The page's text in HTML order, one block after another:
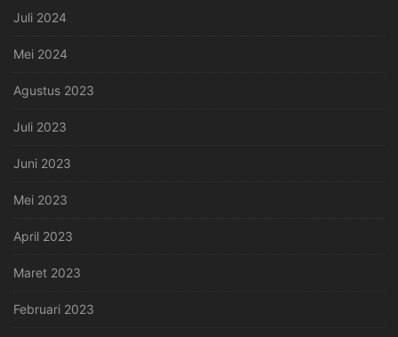
Juli 2024
Mei 2024
Agustus 2023
Juli 2023
Juni 2023
Mei 2023
April 2023
Maret 2023
Februari 2023